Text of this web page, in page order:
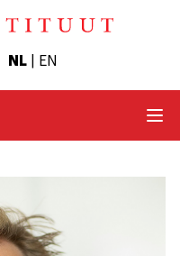
NL| EN